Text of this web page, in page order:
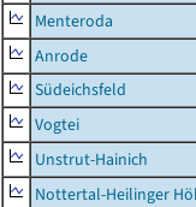
Menteroda
Anrode
Südeichsfeld
Vogtei
Unstrut-Hainich
Nottertal-Heilinger